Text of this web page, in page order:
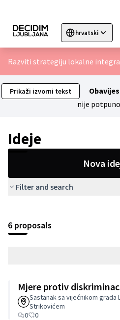
hrvatski
Sprache wählen
Razviti strategiju lokalne
Prikaži izvorni tekst
nije
Ideje
Nova
Filter and search
6 proposals
Mjere protiv
Sastanak sa vijećnikom grada
Strikovićem
0
0